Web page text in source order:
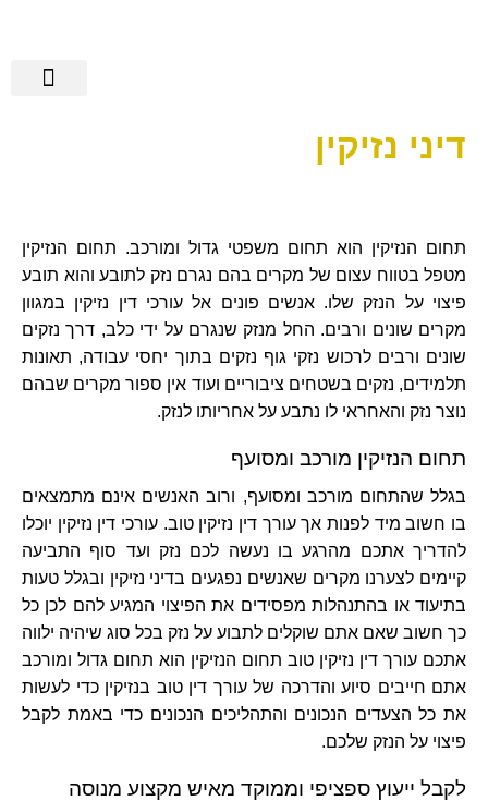
דיני נזיקין
תחום הנזיקין הוא תחום משפטי גדול ומורכב. תחום הנזיקין
מטפל בטווח עצום של מקרים בהם נגרם נזק לתובע והוא תובע
פיצוי על הנזק שלו. אנשים פונים אל עורכי דין נזיקין במגוון
מקרים שונים ורבים. החל מנזק שנגרם על ידי כלב, דרך נזקים
שונים ורבים לרכוש נזקי גוף נזקים בתוך יחסי עבודה, תאונות
תלמידים, נזקים בשטחים ציבוריים ועוד אין ספור מקרים שבהם
נוצר נזק והאחראי לו נתבע על אחריותו לנזק.
תחום הנזיקין מורכב ומסועף
בגלל שהתחום מורכב ומסועף, ורוב האנשים אינם מתמצאים
בו חשוב מיד לפנות אך עורך דין נזיקין טוב. עורכי דין נזיקין יוכלו
להדריך אתכם מהרגע בו נעשה לכם נזק ועד סוף התביעה
קיימים לצערנו מקרים שאנשים נפגעים בדיני נזיקין ובגלל טעות
בתיעוד או בהתנהלות מפסידים את הפיצוי המגיע להם לכן כל
כך חשוב שאם אתם שוקלים לתבוע על נזק בכל סוג שיהיה ילווה
אתכם עורך דין נזיקין טוב תחום הנזיקין הוא תחום גדול ומורכב
אתם חייבים סיוע והדרכה של עורך דין טוב בנזיקין כדי לעשות
את כל הצעדים הנכונים והתהליכים הנכונים כדי באמת לקבל
פיצוי על הנזק שלכם.
לקבל ייעוץ ספציפי וממוקד מאיש מקצוע מנוסה